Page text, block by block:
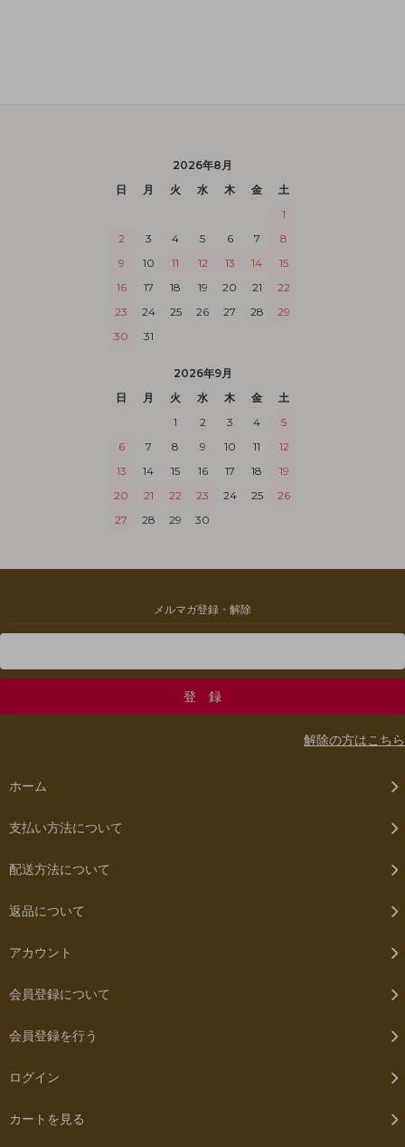
2026年8月
日
月 火 水 木 金
土
1
2
3 4 5 6 7
8
9
10 11 12 13 14
15
16
17 18 19 20 21
22
23
24 25 26 27 28
29
30
31
2026年9月
日
月 火 水 木 金
土
1
2 3 4
5
6
7 8 9 10 11
12
13
14 15 16 17 18
19
20
21 22 23 24 25
26
27
28 29 30
メルマガ登録・解除
解除の方はこちら
ホーム
支払い方法について
配送方法について
返品について
アカウント
会員登録について
会員登録を行う
ログイン
カートを見る